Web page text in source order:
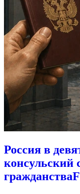
Россия в
консульский
гражданства